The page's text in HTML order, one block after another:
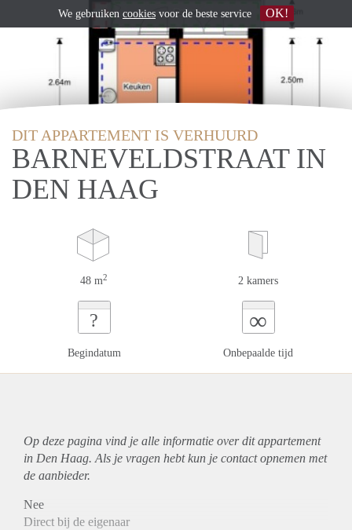
DIT APPARTEMENT IS VERHUURD
BARNEVELDSTRAAT IN
DEN HAAG
48 m2 2 kamers
?
Begindatum
∞
Onbepaalde tijd
Op deze pagina vind je alle informatie over ditappartement
in Den Haag. Als je vragen hebt kun je contact opnemen met
de aanbieder.
Nee
Direct bij de eigenaar
We gebruiken cookies voor de beste service OK!